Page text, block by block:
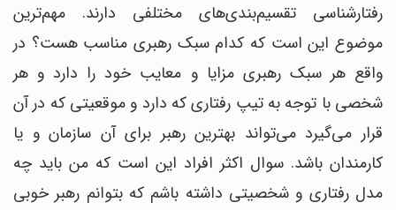
رفتارشناسی تقسیم‌بندی‌های مختلفی دارند. مهم‌ترین
موضوع این است که کدام سبک رهبری مناسب هست؟ در
واقع هر سبک رهبری مزایا و معایب خود را دارد و هر
شخصی با توجه به تیپ رفتاری که دارد و موقعیتی که در آن
قرار می‌گیرد می‌تواند بهترین رهبر برای آن سازمان و یا
کارمندان باشد. سوال اکثر افراد این است که من باید چه
مدل رفتاری و شخصیتی داشته باشم که بتوانم رهبر خوبی